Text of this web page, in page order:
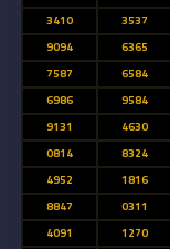
3410
3537
9094
6365
7587
6584
6986
9584
9131
4630
0814
8324
4952
1816
8847
0311
4091
1270